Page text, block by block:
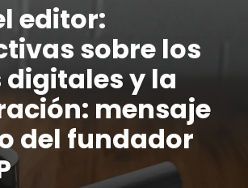
editor:
sobre los
digitales y la
mensaje
del fundador